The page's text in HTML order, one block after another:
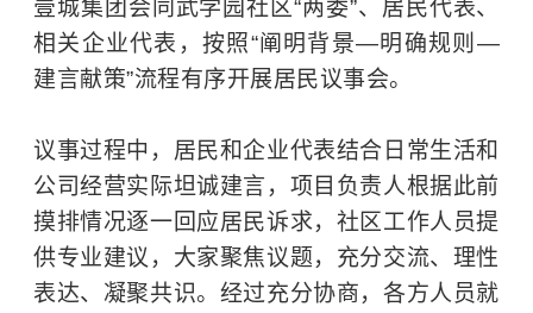
壹城集团会同武学园社区“两委”、居民代表、
相关企业代表，按照“阐明背景—明确规则—
建言献策”流程有序开展居民议事会。
议事过程中，居民和企业代表结合日常生活和
公司经营实际坦诚建言，项目负责人根据此前
摸排情况逐一回应居民诉求，社区工作人员提
供专业建议，大家聚焦议题，充分交流、理性
表达、凝聚共识。经过充分协商，各方人员就